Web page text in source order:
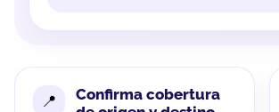
Confirma cobertura